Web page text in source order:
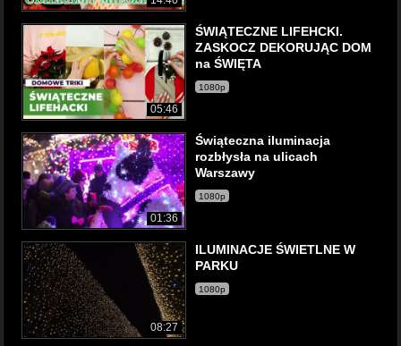
05:46
ŚWIĄTECZNE LIFEHCKI.
ZASKOCZ DEKORUJĄC DOM
na ŚWIĘTA
1080p
01:36
Świąteczna iluminacja
rozbłysła na ulicach
Warszawy
1080p
08:27
ILUMINACJE ŚWIETLNE W
PARKU
1080p